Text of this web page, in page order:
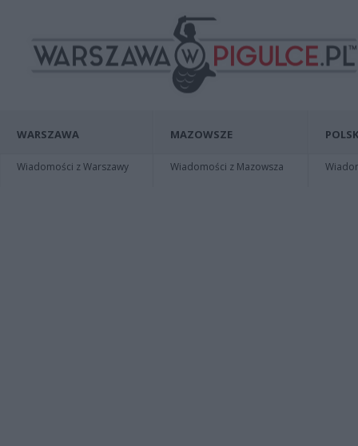
WARSZAWA
Wiadomości z Warszawy
MAZOWSZE
Wiadomości z Mazowsza